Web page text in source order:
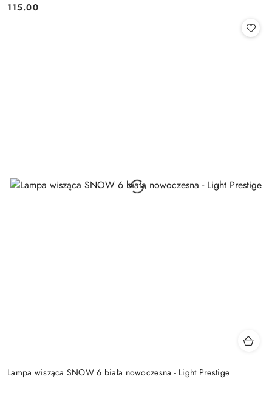
Cena:
115.00
Lampa wisząca SNOW 6 biała nowoczesna - Light Prestige